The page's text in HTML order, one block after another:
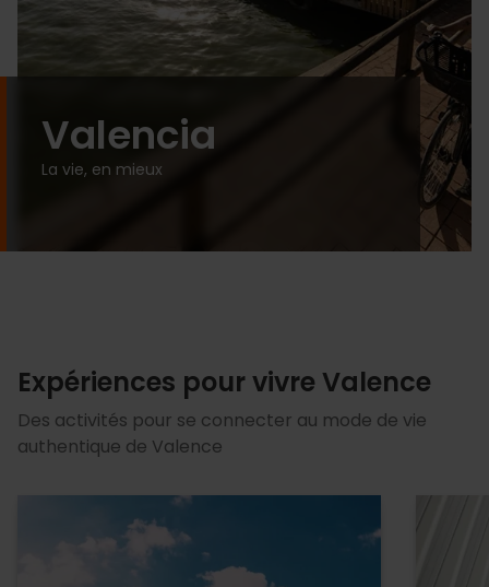
Valencia
La vie, en mieux
Expériences pour vivre Valence
Des activités pour se connecter au mode de vie
authentique de Valence